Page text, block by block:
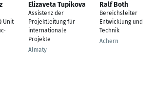
Unit
Elizaveta Tupikova
Assistenz der
Projektleitung für
internationale
Projekte
Almaty
Ralf Both
Bereichsleiter
Entwicklung und
Technik
Achern